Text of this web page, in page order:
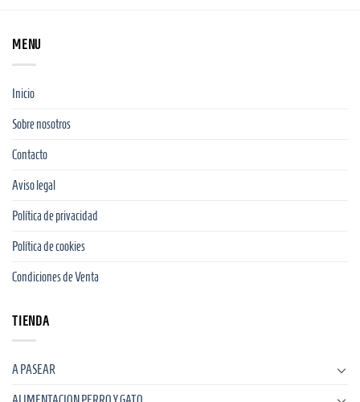
MENU
Inicio
Sobre nosotros
Contacto
Aviso legal
Política de privacidad
Política de cookies
Condiciones de Venta
TIENDA
A PASEAR